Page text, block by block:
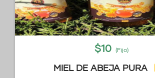
$10 (Fijo)
MIEL DE ABEJA PURA